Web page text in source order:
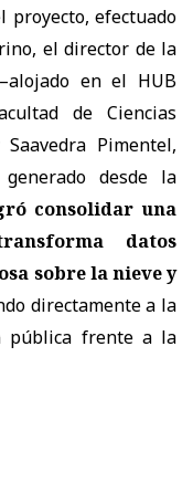
proyecto, efectuado
el director de la
en el HUB
de Ciencias
Pimentel,
desde la
consolidar una
datos
sobre la nieve y
directamente a la
pública frente a la